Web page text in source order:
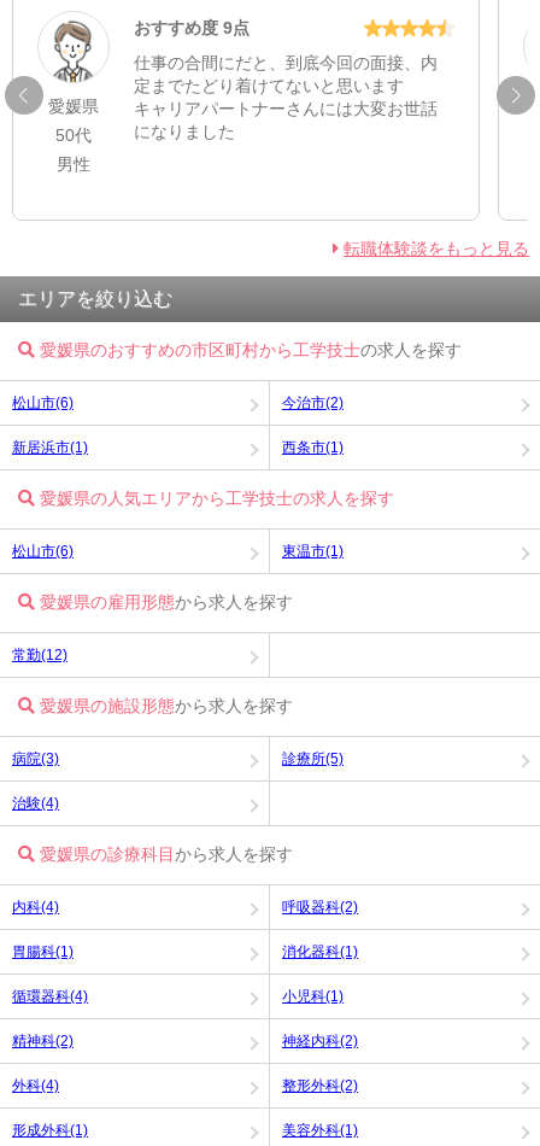
愛媛県
50代
男性
おすすめ度 9点
仕事の合間にだと、到底今回の面接、内
定までたどり着けてないと思います
キャリアパートナーさんには大変お世話
になりました
転職体験談をもっと見る
エリアを絞り込む
愛媛県のおすすめの市区町村から工学技士の求人を探す
松山市(6) 今治市(2)
新居浜市(1) 西条市(1)
愛媛県の人気エリアから工学技士の求人を探す
松山市(6) 東温市(1)
愛媛県の雇用形態から求人を探す
常勤(12)
愛媛県の施設形態から求人を探す
病院(3) 診療所(5)
治験(4)
愛媛県の診療科目から求人を探す
内科(4) 呼吸器科(2)
胃腸科(1) 消化器科(1)
循環器科(4) 小児科(1)
精神科(2) 神経内科(2)
外科(4) 整形外科(2)
形成外科(1) 美容外科(1)